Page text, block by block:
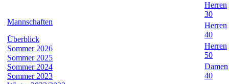
Mannschaften
Überblick
Sommer 2026
Sommer 2025
Sommer 2024
Sommer 2023
Herren
30
Herren
40
Herren
50
Damen
40